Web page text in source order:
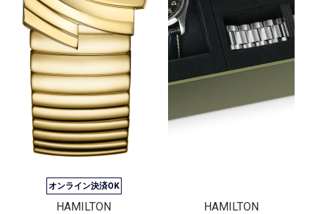
オンライン決済OK
HAMILTON
HAMILTON